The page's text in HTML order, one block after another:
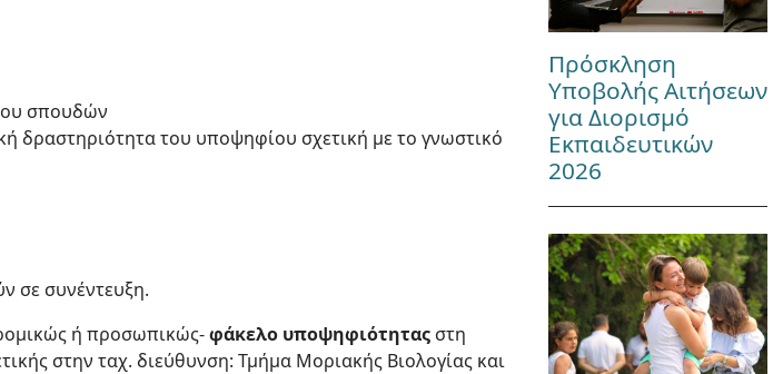
σπουδών
δραστηριότητα του υποψηφίου σχετική με το γνωστικό
σε συνέντευξη.
ή προσωπικώς-φάκελο υποψηφιότητας στη
στην ταχ. διεύθυνση: Τμήμα Μοριακής Βιολογίας και
Πρόσκληση
Υποβολής Αιτήσεων
για Διορισμό
Εκπαιδευτικών
2026